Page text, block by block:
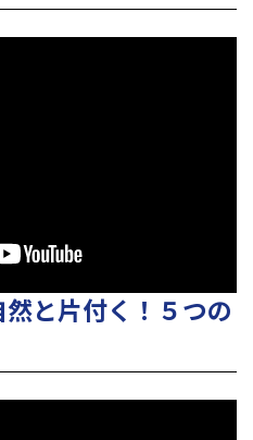
然と片付く！５つの